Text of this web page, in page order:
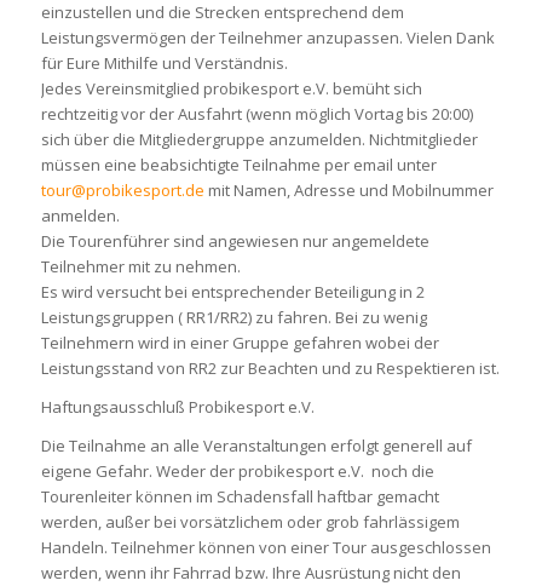
einzustellen und die Strecken entsprechend dem
Leistungsvermögen der Teilnehmer anzupassen. Vielen Dank
für Eure Mithilfe und Verständnis.
Jedes Vereinsmitglied probikesport e.V. bemüht sich
rechtzeitig vor der Ausfahrt (wenn möglich Vortag bis 20:00)
sich über die Mitgliedergruppe anzumelden. Nichtmitglieder
müssen eine beabsichtigte Teilnahme per email unter
tour@probikesport.de mit Namen, Adresse und Mobilnummer
anmelden.
Die Tourenführer sind angewiesen nur angemeldete
Teilnehmer mit zu nehmen.
Es wird versucht bei entsprechender Beteiligung in 2
Leistungsgruppen ( RR1/RR2) zu fahren. Bei zu wenig
Teilnehmern wird in einer Gruppe gefahren wobei der
Leistungsstand von RR2 zur Beachten und zu Respektieren ist.
Haftungsausschluß Probikesport e.V.
Die Teilnahme an alle Veranstaltungen erfolgt generell auf
eigene Gefahr. Weder der probikesport e.V. noch die
Tourenleiter können im Schadensfall haftbar gemacht
werden, außer bei vorsätzlichem oder grob fahrlässigem
Handeln. Teilnehmer können von einer Tour ausgeschlossen
werden, wenn ihr Fahrrad bzw. Ihre Ausrüstung nicht den